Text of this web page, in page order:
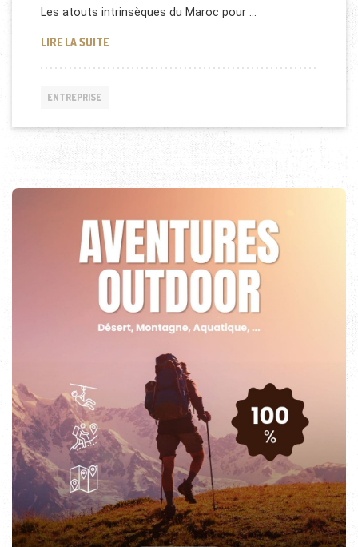
Les atouts intrinsèques du Maroc pour …
LIRE LA SUITECASABLANCA FINANCE CITY AU MAROC
ENTREPRISE